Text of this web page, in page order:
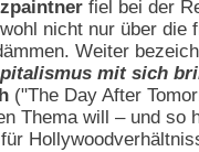
fiel bei der
nicht nur über
Weiter
mit sich
("The Day After
Thema will – und